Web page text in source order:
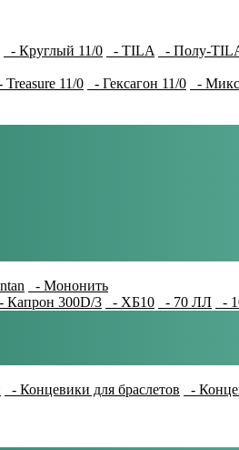
- Круглый 11/0 - TILA - Полу-
Treasure 11/0 - Гексагон 11/0 -
- Мононить
- Капрон 300D/3 - ХБ10 - 70 ЛЛ
-
- Концевики для браслетов -